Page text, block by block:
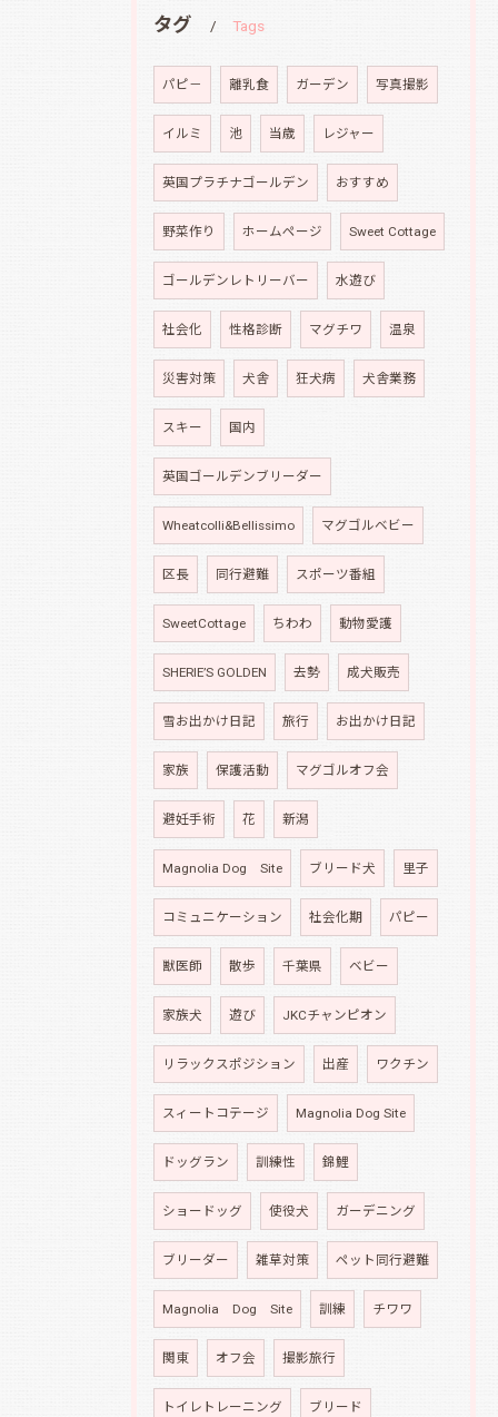
タグ Tags
パピ－ 離乳食 ガーデン 写真撮影
イルミ 池 当歳 レジャー
英国プラチナゴールデン おすすめ
野菜作り ホームページ Sweet Cottage
ゴールデンレトリーバー 水遊び
社会化 性格診断 マグチワ 温泉
災害対策 犬舎 狂犬病 犬舎業務
スキー 国内
英国ゴールデンブリーダー
Wheatcolli&Bellissimo マグゴルベビー
区長 同行避難 スポーツ番組
SweetCottage ちわわ 動物愛護
SHERIE’S GOLDEN 去勢 成犬販売
雪お出かけ日記 旅行 お出かけ日記
家族 保護活動 マグゴルオフ会
避妊手術 花 新潟
Magnolia Dog Site ブリード犬 里子
コミュニケーション 社会化期 パピー
獣医師 散歩 千葉県 ベビー
家族犬 遊び JKCチャンピオン
リラックスポジション 出産 ワクチン
スィートコテージ Magnolia Dog Site
ドッグラン 訓練性 錦鯉
ショードッグ 使役犬 ガーデニング
ブリーダー 雑草対策 ペット同行避難
Magnolia Dog Site 訓練 チワワ
関東 オフ会 撮影旅行
トイレトレーニング ブリード